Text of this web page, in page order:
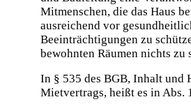
Mitmenschen, die das Haus
ausreichend vor
Beeinträchtigungen zu
bewohnten Räumen nichts zu
In § 535 des BGB, Inhalt und
Mietvertrags, heißt es in Abs.